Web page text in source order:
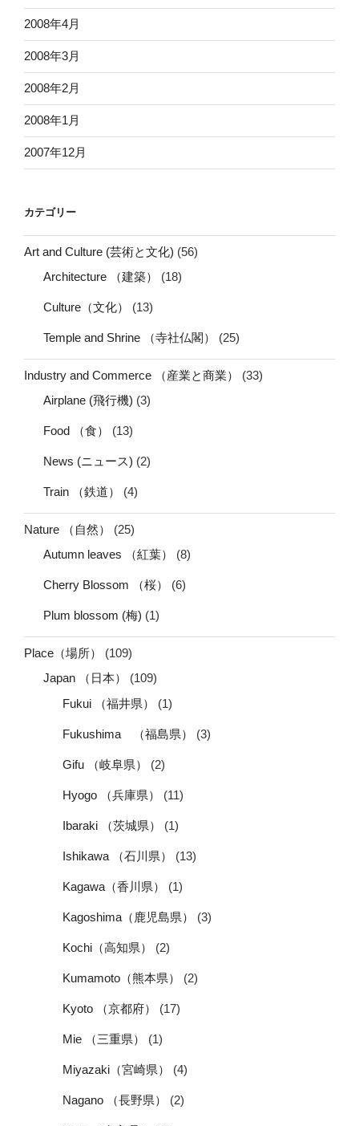
2008年4月
2008年3月
2008年2月
2008年1月
2007年12月
カテゴリー
Art and Culture (芸術と文化) (56)
Architecture （建築）
(18)
Culture（文化） (13)
Temple and Shrine （寺社仏閣） (25)
Industry and Commerce （産業と商業）
(33)
Airplane (飛行機) (3)
Food （食） (13)
News (ニュース) (2)
Train （鉄道） (4)
Nature （自然）
(25)
Autumn leaves （紅葉）
(8)
Cherry Blossom （桜） (6)
Plum blossom (梅) (1)
Place（場所）
(109)
Japan （日本）
(109)
Fukui （福井県）
(1)
Fukushima （福島県） (3)
Gifu （岐阜県） (2)
Hyogo （兵庫県） (11)
Ibaraki （茨城県） (1)
Ishikawa （石川県） (13)
Kagawa（香川県） (1)
Kagoshima（鹿児島県） (3)
Kochi（高知県） (2)
Kumamoto（熊本県） (2)
Kyoto （京都府） (17)
Mie （三重県） (1)
Miyazaki（宮崎県） (4)
Nagano （長野県） (2)